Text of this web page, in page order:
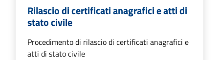
Rilascio di certificati anagrafici e atti di
stato civile
Procedimento di rilascio di certificati anagrafici e
atti di stato civile